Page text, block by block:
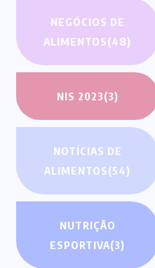
NEGÓCIOS DE
ALIMENTOS(48)
NIS 2023(3)
NOTÍCIAS DE
ALIMENTOS(54)
NUTRIÇÃO
ESPORTIVA(3)